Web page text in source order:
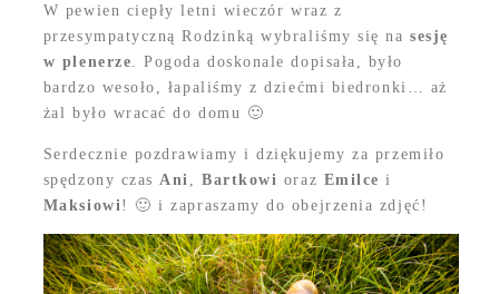
W pewien ciepły letni wieczór wraz z
przesympatyczną Rodzinką wybraliśmy się nasesję
w plenerze . Pogoda doskonale dopisała, było
bardzo wesoło, łapaliśmy z dziećmi biedronki… aż
żal było wracać do domu 🙂
Serdecznie pozdrawiamy i dziękujemy za przemiło
spędzony czas Ani ,Bartkowi oraz Emilcei
Maksiowi ! 🙂 i zapraszamy do obejrzenia zdjęć!